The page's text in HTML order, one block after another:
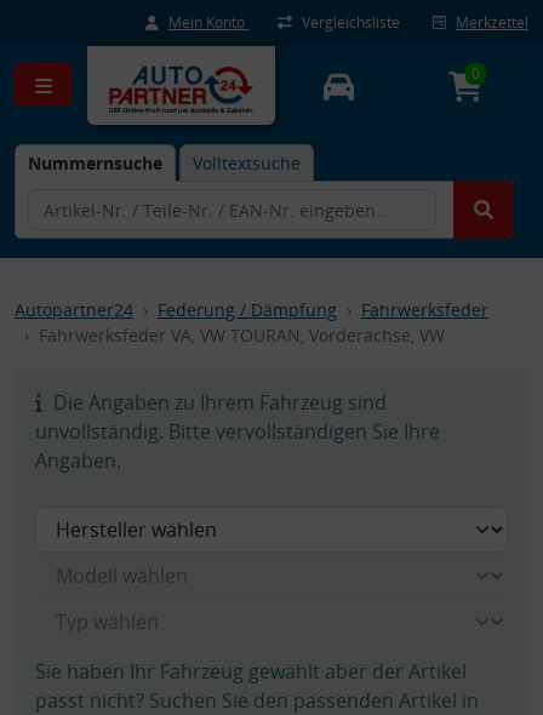
Mein Konto Vergleichsliste Merkzettel
Nummernsuche Volltextsuche
0
Autopartner24 Federung / Dämpfung
Fahrwerksfeder
Fahrwerksfeder VA, VW TOURAN, Vorderachse, VW
Die Angaben zu Ihrem Fahrzeug sind
unvollständig. Bitte vervollständigen Sie Ihre
Angaben.
Sie haben Ihr Fahrzeug gewählt aber der Artikel
passt nicht? Suchen Sie den passenden Artikel in